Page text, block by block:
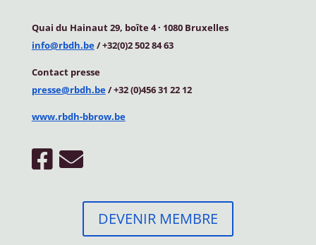
Quai du Hainaut 29, boîte 4· 1080 Bruxelles
info@rbdh.be/ +32(0)2 502 84 63
Contact presse
presse@rbdh.be/ +32 (0)456 31 22 12
www.rbdh-bbrow.be
DEVENIR MEMBRE